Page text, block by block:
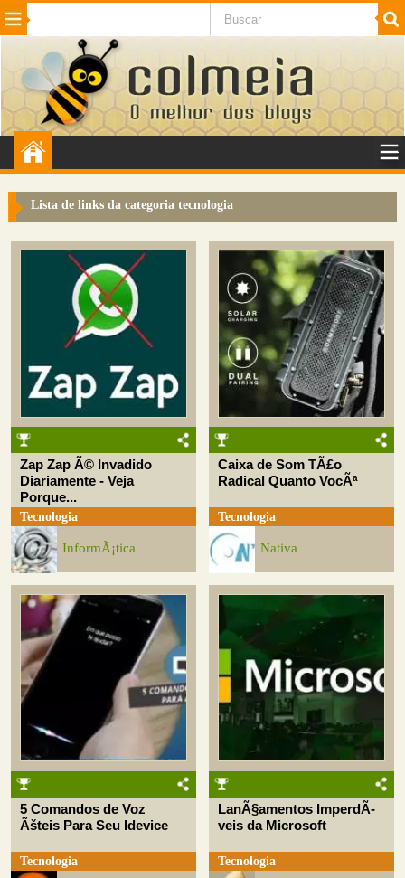
Beleza Cinema e TV
Internet Jogos NotÃ­cias SaÃºde
VeÃ­culos Adulto
Sugerir Link
Colmeia Exchange
Perguntas Frequentes
Contato
Lista de links da categoriatecnologia
Zap Zap Ã© Invadido
Diariamente - Veja
Porque...
Tecnologia
InformÃ¡tica
Caixa de Som TÃ£o
Radical Quanto VocÃª
Tecnologia
Nativa
5 Comandos de Voz
Ãšteis Para Seu Idevice
Tecnologia
LanÃ§amentos ImperdÃ­
veis da Microsoft
Tecnologia